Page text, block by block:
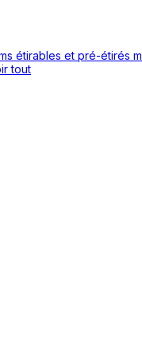
étirables et pré-étirés
tout